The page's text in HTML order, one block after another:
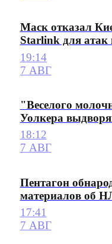
Маск отказал
Starlink для атак
19:14
7 АВГ
"Веселого
Уолкера
18:12
7 АВГ
Пентагон
материалов об
17:41
7 АВГ